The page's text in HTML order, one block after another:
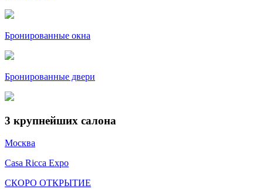
Бронированные окна
Бронированные двери
3 крупнейших салона
Москва
Casa Ricca Expo
СКОРО ОТКРЫТИЕ